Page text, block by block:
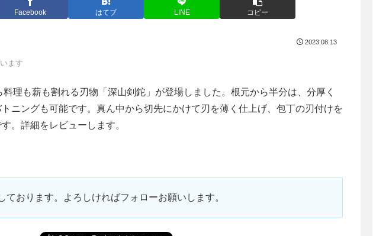
Facebook はてブ LINE コピー
2023.08.13
ます
理も薪も割れる刃物「深山剣鉈」が登場しました。根元から半分は、分厚く
ニングも可能です。真ん中から切先にかけて刃を薄く仕上げ、包丁の刃付けを
。詳細をレビューします。
ております。よろしければフォローお願いします。